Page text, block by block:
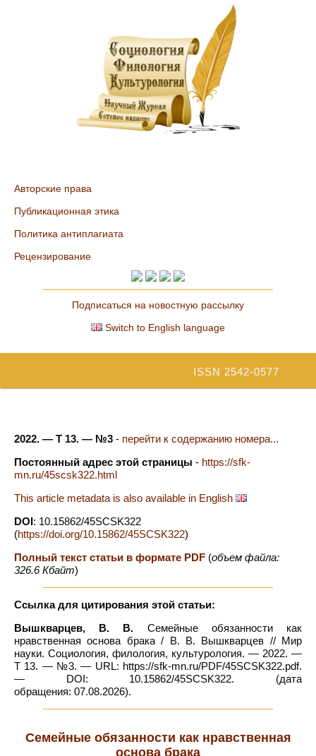
Авторские права
Публикационная этика
Политика антиплагиата
Рецензирование
Подписаться на новостную рассылку
Switch to English language
ISSN 2542-0577
2022. — Т 13. — №3 - перейти к содержанию номера...
Постоянный адрес этой страницы - https://sfk-
mn.ru/45scsk322.html
This article metadata is also available in English
DOI : 10.15862/45SCSK322
(https://doi.org/10.15862/45SCSK322)
Полный текст статьи в формате PDF (объем файла:
326.6 Кбайт)
Ссылка для цитирования этой статьи:
Вышкварцев, В. В. Семейные обязанности как
нравственная основа брака / В. В. Вышкварцев // Мир
науки. Социология, филология, культурология. — 2022. —
Т 13. — №3. — URL: https://sfk-mn.ru/PDF/45SCSK322.pdf.
— DOI: 10.15862/45SCSK322. (дата
обращения: 07.08.2026).
Семейные обязанности как нравственная
основа брака